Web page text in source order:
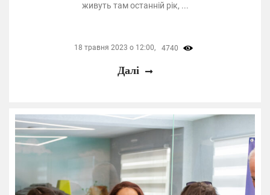
живуть там останній рік, ...
18 травня 2023 о 12:00, 4740
Далі